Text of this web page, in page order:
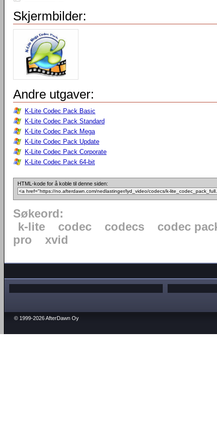
Skjermbilder:
Andre utgaver:
K-Lite Codec Pack Basic
K-Lite Codec Pack Standard
K-Lite Codec Pack Mega
K-Lite Codec Pack Update
K-Lite Codec Pack Corporate
K-Lite Codec Pack 64-bit
HTML-kode for å koble til denne siden:
Søkeord:
k-lite
codec codecs
codec
pro
xvid
© 1999-2026 AfterDawn Oy